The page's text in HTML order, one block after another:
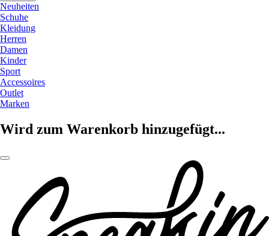
Neuheiten
Schuhe
Kleidung
Herren
Damen
Kinder
Sport
Accessoires
Outlet
Marken
Wird zum Warenkorb hinzugefügt...